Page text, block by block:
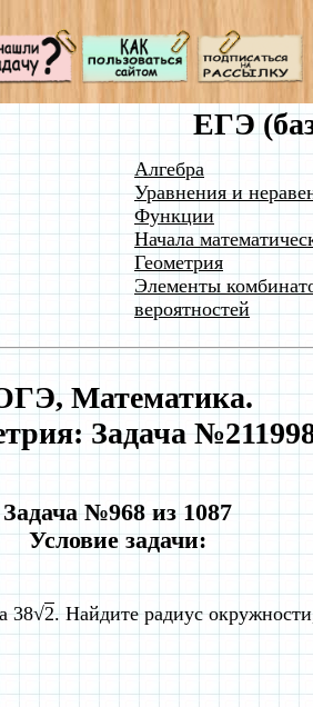
ЕГЭ
Алгебра
Уравнения и
Функции
Начала
Геометрия
Элементы
вероятностей
Математика.
Задача
Задача №968 из 1087
Условие задачи:
38√2. Найдите радиус